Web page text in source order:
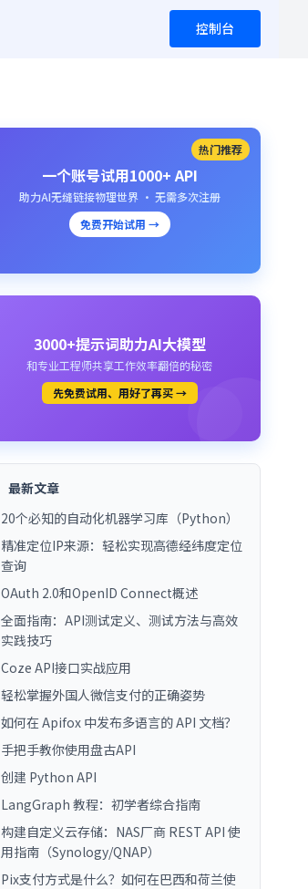
控制台
热门推荐
一个账号试用1000+ API
助力AI无缝链接物理世界 · 无需多次注册
免费开始试用 →
3000+提示词助力AI大模型
和专业工程师共享工作效率翻倍的秘密
先免费试用、用好了再买 →
最新文章
20个必知的自动化机器学习库（Python）
精准定位IP来源：轻松实现高德经纬度定位
查询
OAuth 2.0和OpenID Connect概述
全面指南：API测试定义、测试方法与高效
实践技巧
Coze API接口实战应用
轻松掌握外国人微信支付的正确姿势
如何在 Apifox 中发布多语言的 API 文档？
手把手教你使用盘古API
创建 Python API
LangGraph 教程：初学者综合指南
构建自定义云存储：NAS厂商 REST API 使
用指南（Synology/QNAP）
Pix支付方式是什么？如何在巴西和荷兰使